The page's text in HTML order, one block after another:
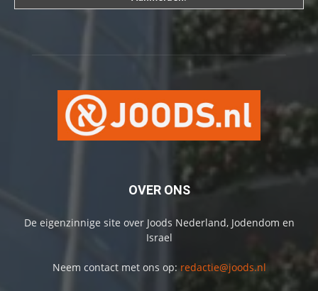
OVER ONS
De eigenzinnige site over Joods Nederland, Jodendom en
Israel
Neem contact met ons op: redactie@joods.nl